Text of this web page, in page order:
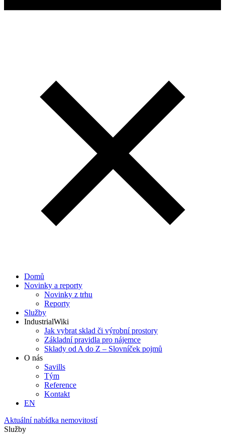
Domů
Novinky a reporty
Novinky z trhu
Reporty
Služby
IndustrialWiki
Jak vybrat sklad či výrobní prostory
Základní pravidla pro nájemce
Sklady od A do Z – Slovníček pojmů
O nás
Savills
Tým
Reference
Kontakt​
EN
Aktuální nabídka nemovitostí
Služby